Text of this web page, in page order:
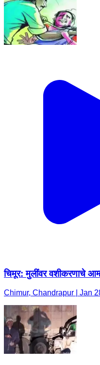
चिमूर: मुलींवर वशीकरणाचे
Chimur, Chandrapur | Jan